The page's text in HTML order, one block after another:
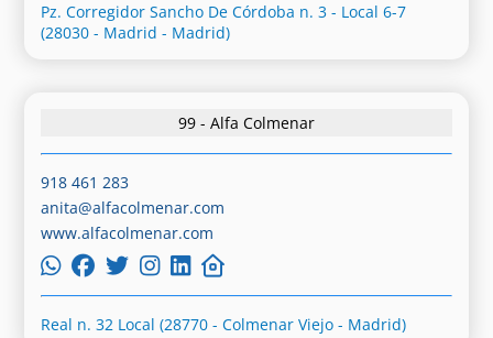
Pz. Corregidor Sancho De Córdoba n. 3 - Local 6-7
(28030 - Madrid - Madrid)
99 - Alfa Colmenar
918 461 283
anita@alfacolmenar.com
www.alfacolmenar.com
Real n. 32 Local (28770 - Colmenar Viejo - Madrid)